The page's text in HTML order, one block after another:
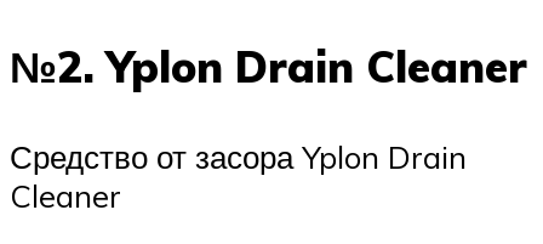
№2. Yplon Drain Cleaner
Средство от засора Yplon Drain
Cleaner